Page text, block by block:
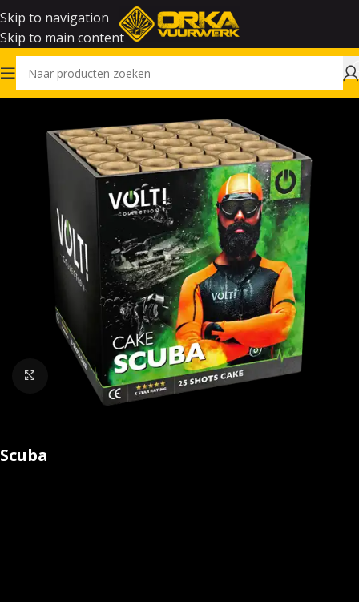
Skip to navigation
Skip to main content
Home Vuurwerk
Klik om te vergroten
Scuba